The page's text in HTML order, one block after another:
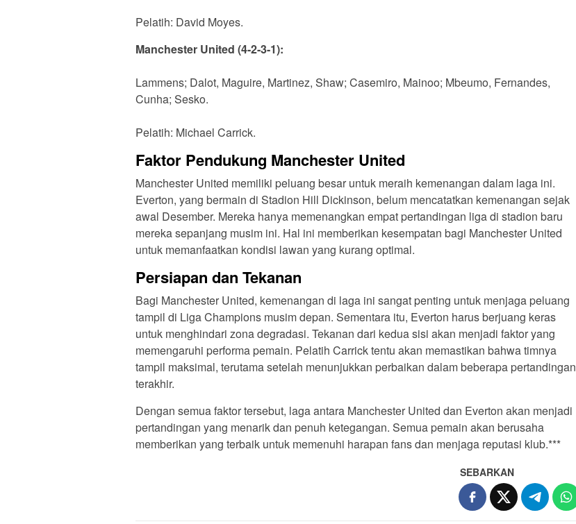
Pelatih: David Moyes.
Manchester United (4-2-3-1):
Lammens; Dalot, Maguire, Martinez, Shaw; Casemiro, Mainoo; Mbeumo, Fernandes,
Cunha; Sesko.
Pelatih: Michael Carrick.
Faktor Pendukung Manchester United
Manchester United memiliki peluang besar untuk meraih kemenangan dalam laga ini.
Everton, yang bermain di Stadion Hill Dickinson, belum mencatatkan kemenangan sejak
awal Desember. Mereka hanya memenangkan empat pertandingan liga di stadion baru
mereka sepanjang musim ini. Hal ini memberikan kesempatan bagi Manchester United
untuk memanfaatkan kondisi lawan yang kurang optimal.
Persiapan dan Tekanan
Bagi Manchester United, kemenangan di laga ini sangat penting untuk menjaga peluang
tampil di Liga Champions musim depan. Sementara itu, Everton harus berjuang keras
untuk menghindari zona degradasi. Tekanan dari kedua sisi akan menjadi faktor yang
memengaruhi performa pemain. Pelatih Carrick tentu akan memastikan bahwa timnya
tampil maksimal, terutama setelah menunjukkan perbaikan dalam beberapa pertandingan
terakhir.
Dengan semua faktor tersebut, laga antara Manchester United dan Everton akan menjadi
pertandingan yang menarik dan penuh ketegangan. Semua pemain akan berusaha
memberikan yang terbaik untuk memenuhi harapan fans dan menjaga reputasi klub.***
SEBARKAN